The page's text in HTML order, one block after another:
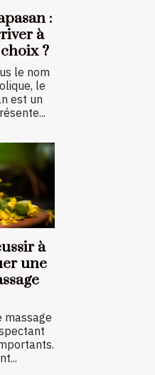
:
à
?
le nom
le
est un
à
une
massage